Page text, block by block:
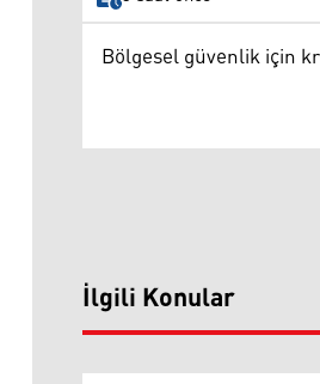
Bölgesel güvenlik için
İlgili Konular